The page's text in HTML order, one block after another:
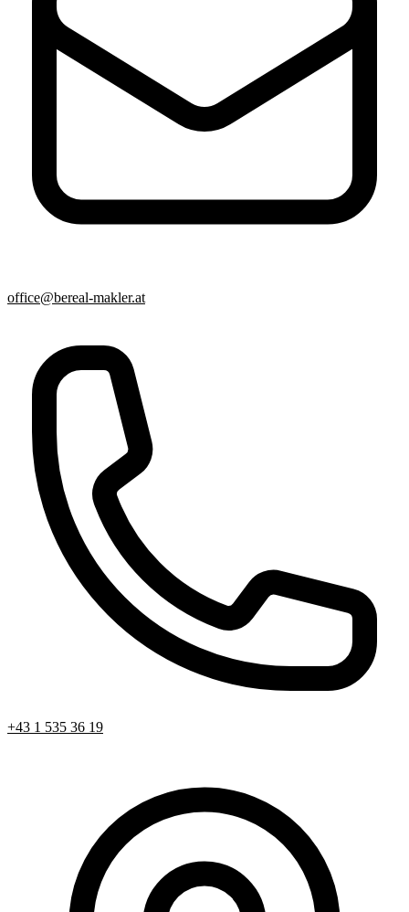
office@bereal-makler.at
+43 1 535 36 19